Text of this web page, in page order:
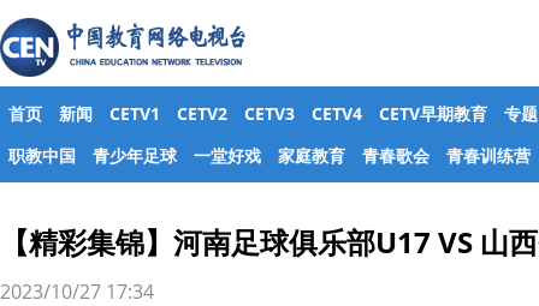
首页 新闻 CETV1 CETV2 CETV3 CETV4 CETV早期教育
专题
职教中国
青少年足球 一堂好戏 家庭教育 青春歌会 青春训练营
【精彩集锦】河南足球俱乐部U17 VS 山
2023/10/27 17:34